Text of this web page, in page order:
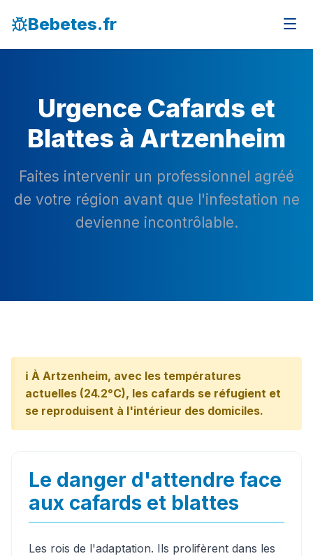
Bebetes.fr
Urgence Cafards et
Blattes à Artzenheim
Faites intervenir un professionnel agréé
de votre région avant que l'infestation ne
devienne incontrôlable.
ℹ️ À Artzenheim, avec les températures
actuelles (24.2°C), les cafards se réfugient et
se reproduisent à l'intérieur des domiciles.
Le danger d'attendre face
aux cafards et blattes
Les rois de l'adaptation. Ils prolifèrent dans les